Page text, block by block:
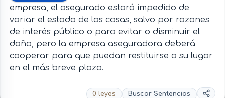
empresa, el asegurado estará impedido de
variar el estado de las cosas, salvo por razones
de interés público o para evitar o disminuir el
daño, pero la empresa aseguradora deberá
cooperar para que puedan restituirse a su lugar
en el más breve plazo.
0 leyes Buscar Sentencias